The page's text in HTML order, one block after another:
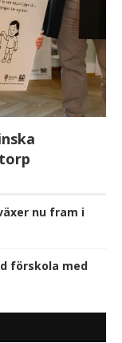
nu fram i
förskola med